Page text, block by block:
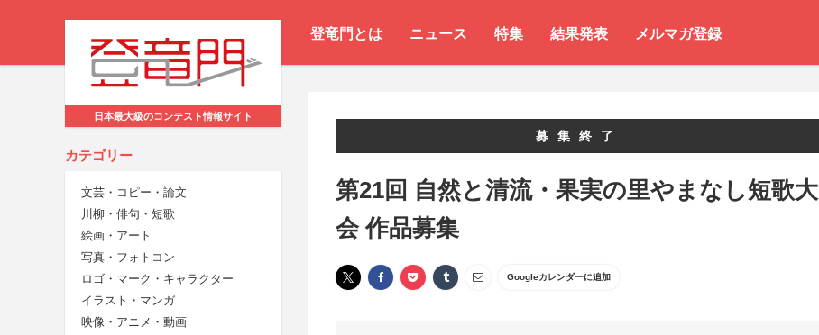
登竜門とは ニュース 特集 結果発表 メルマガ登録
日本最大級のコンテスト情報サイト
カテゴリー
文芸・コピー・論文
川柳・俳句・短歌
絵画・アート
写真・フォトコン
ロゴ・マーク・キャラクター
イラスト・マンガ
映像・アニメ・動画
募集終了
第21回 自然と清流・果実の里やまなし短歌大
会 作品募集
Googleカレンダーに追加